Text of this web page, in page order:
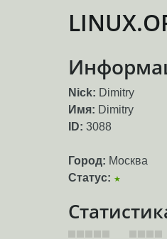
Nick: Dimitry
Имя: Dimitry
ID: 3088
Город: Москва
Статус: ★